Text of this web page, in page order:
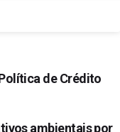
de Crédito
ambientais por